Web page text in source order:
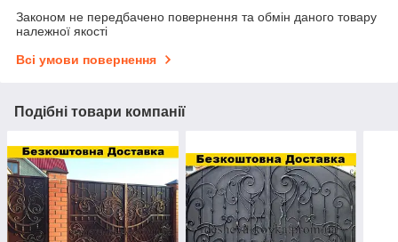
Законом не передбачено повернення та обмін даного товару
належної якості
Всі умови повернення
Подібні товари компанії